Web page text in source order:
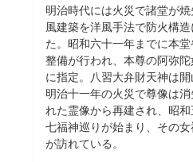
明治時代には火災で諸堂が
風建築を洋風手法で防火構
た。昭和六十一年までに本
整備が行われ、本尊の阿弥
に指定。八習大弁財天神は開
明治十一年の火災で尊像は
れた霊像から再建され、昭
七福神巡りが始まり、その
が訪れている。